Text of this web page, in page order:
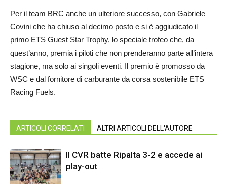
Per il team BRC anche un ulteriore successo, con Gabriele
Covini che ha chiuso al decimo posto e si è aggiudicato il
primo ETS Guest Star Trophy, lo speciale trofeo che, da
quest’anno, premia i piloti che non prenderanno parte all’intera
stagione, ma solo ai singoli eventi. Il premio è promosso da
WSC e dal fornitore di carburante da corsa sostenibile ETS
Racing Fuels.
ARTICOLI CORRELATI ALTRI ARTICOLI DELL'AUTORE
Il CVR batte Ripalta 3-2 e accede ai
play-out